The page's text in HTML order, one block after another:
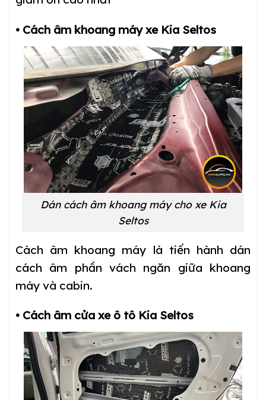
• Cách âm khoang máy xe Kia Seltos
Dán cách âm khoang máy cho xe Kia
Seltos
Cách âm khoang máy là tiến hành dán
cách âm phần vách ngăn giữa khoang
máy và cabin.
• Cách âm cửa xe ô tô Kia Seltos